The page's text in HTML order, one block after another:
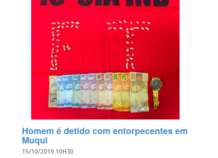
Homem é detido com entorpecentes em
Muqui
15/10/2019 10H30